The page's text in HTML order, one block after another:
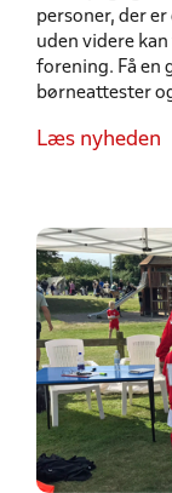
personer, der
uden videre
forening. Få en
børneattester
Læs nyheden